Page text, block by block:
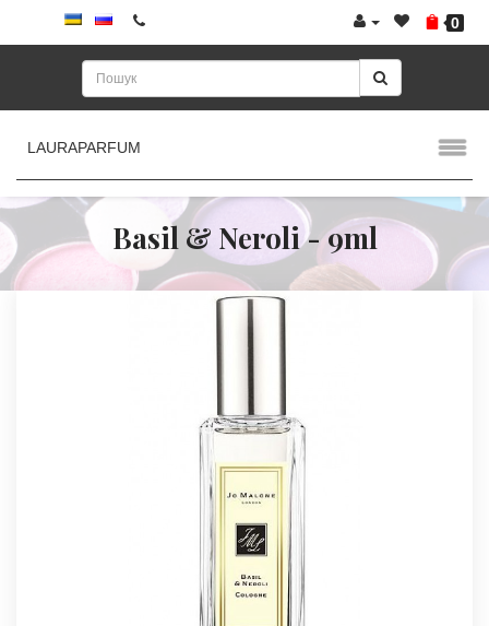
0
LAURAPARFUM
Basil & Neroli - 9ml